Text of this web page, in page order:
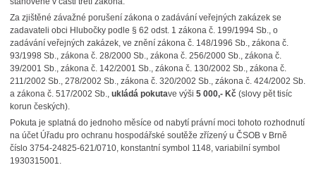
Za zjištěné závažné porušení zákona o zadávání veřejných zakázek se
zadavateli obci Hlubočky podle § 62 odst. 1 zákona č. 199/1994 Sb., o
zadávání veřejných zakázek, ve znění zákona č. 148/1996 Sb., zákona č.
93/1998 Sb., zákona č. 28/2000 Sb., zákona č. 256/2000 Sb., zákona č.
39/2001 Sb., zákona č. 142/2001 Sb., zákona č. 130/2002 Sb., zákona č.
211/2002 Sb., 278/2002 Sb., zákona č. 320/2002 Sb., zákona č. 424/2002 Sb.
a zákona č. 517/2002 Sb., ukládá pokutave výši 5 000,- Kč (slovy pět tisíc
korun českých).
Pokuta je splatná do jednoho měsíce od nabytí právní moci tohoto rozhodnutí
na účet Úřadu pro ochranu hospodářské soutěže zřízený u ČSOB v Brně
číslo 3754-24825-621/0710, konstantní symbol 1148, variabilní symbol
1930315001.